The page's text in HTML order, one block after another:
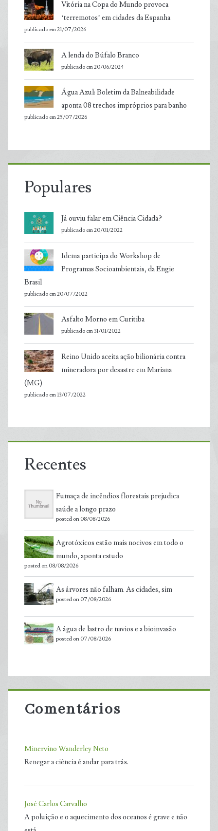
Vitória na Copa do Mundo provoca
‘terremotos’ em cidades da Espanha
publicado em 21/07/2026
A lenda do Búfalo Branco
publicado em 20/06/2024
Água Azul: Boletim da Balneabilidade
aponta 08 trechos impróprios para banho
publicado em 25/07/2026
Populares
Já ouviu falar em Ciência Cidadã?
publicado em 20/01/2022
Idema participa do Workshop de
Programas Socioambientais, da Engie
Brasil
publicado em 20/07/2022
Asfalto Morno em Curitiba
publicado em 31/01/2022
Reino Unido aceita ação bilionária contra
mineradora por desastre em Mariana
(MG)
publicado em 13/07/2022
Recentes
Fumaça de incêndios florestais prejudica
saúde a longo prazo
posted on 08/08/2026
Agrotóxicos estão mais nocivos em todo o
mundo, aponta estudo
posted on 08/08/2026
As árvores não falham. As cidades, sim
posted on 07/08/2026
A água de lastro de navios e a bioinvasão
posted on 07/08/2026
Comentários
Minervino Wanderley Neto
Renegar a ciência é andar para trás.
José Carlos Carvalho
A poluição e o aquecimento dos oceanos é grave e não